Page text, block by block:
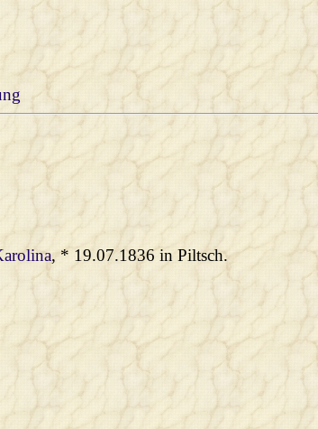
, * 19.07.1836 in Piltsch.